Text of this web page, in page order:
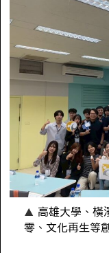
高雄大學、橫
零、文化再生等